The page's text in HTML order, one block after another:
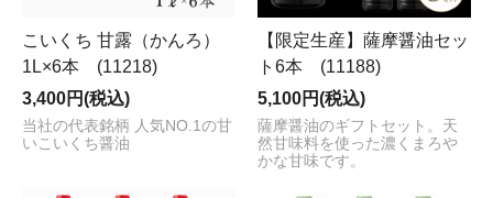
こいくち 甘露（かんろ）
1L×6本 (11218)
3,400円(税込)
当社の代表銘柄 人気NO.1の甘
いこいくち醤油
【限定生産】薩摩醤油セッ
ト6本 (11188)
5,100円(税込)
薩摩醤油のギフトセット。天
然甘味料を使った濃くまろや
かな甘味です。